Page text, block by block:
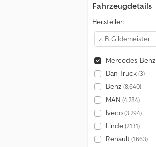
Fahrzeugdetails
Hersteller:
Mercedes-Benz
Dan Truck(3)
Benz (8.640)
MAN (4.284)
Iveco(3.294)
Linde(2.131)
Renault(1.663)